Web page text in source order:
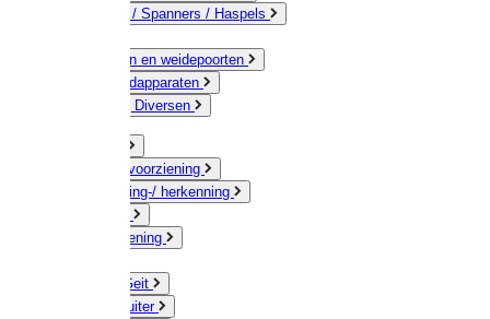
Verbinders / Spanners / Haspels
Doorgangen en weidepoorten
Schrikdraadapparaten
Afrastering Diversen
Drinkwatervoorziening
Veemarkering-/ herkenning
Voervoorziening
Schaap / Geit
Paard & Ruiter